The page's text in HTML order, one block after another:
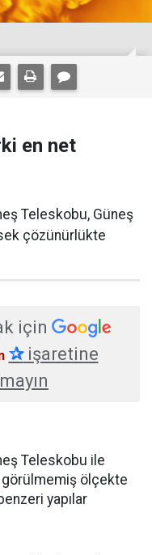
en net
Teleskobu, Güneş
çözünürlükte
için
✰işaretine
Teleskobu ile
görülmemiş ölçekte
yapılar